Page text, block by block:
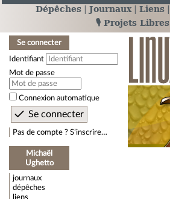
Dépêches Journaux Liens
🎙️ Projets Libres
Se connecter
Identifiant
Mot de passe
Connexion automatique
Pas de compte ? S’inscrire…
Michaël
Ughetto
journaux
dépêches
liens